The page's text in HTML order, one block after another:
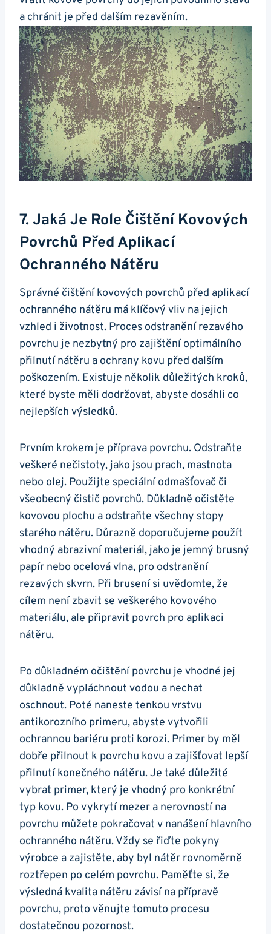
a chránit je před dalším rezavěním.
7. Jaká Je Role Čištění Kovových
Povrchů Před Aplikací
Ochranného Nátěru
Správné čištění kovových povrchů před aplikací
ochranného nátěru má klíčový vliv na jejich
vzhled i životnost. Proces odstranění rezavého
povrchu je nezbytný pro zajištění optimálního
přilnutí nátěru a ochrany kovu před dalším
poškozením. Existuje několik důležitých kroků,
které byste měli dodržovat, abyste dosáhli co
nejlepších výsledků.
Prvním krokem je příprava povrchu. Odstraňte
veškeré nečistoty, jako jsou prach, mastnota
nebo olej. Použijte speciální odmašťovač či
všeobecný čistič povrchů. Důkladně očistěte
kovovou plochu a odstraňte všechny stopy
starého nátěru. Důrazně doporučujeme použít
vhodný abrazivní materiál, jako je jemný brusný
papír nebo ocelová vlna, pro odstranění
rezavých skvrn. Při brusení si uvědomte, že
cílem není zbavit se veškerého kovového
materiálu, ale připravit povrch pro aplikaci
nátěru.
Po důkladném očištění povrchu je vhodné jej
důkladně vypláchnout vodou a nechat
oschnout. Poté naneste tenkou vrstvu
antikorozního primeru, abyste vytvořili
ochrannou bariéru proti korozi. Primer by měl
dobře přilnout k povrchu kovu a zajišťovat lepší
přilnutí konečného nátěru. Je také důležité
vybrat primer, který je vhodný pro konkrétní
typ kovu. Po vykrytí mezer a nerovností na
povrchu můžete pokračovat v nanášení hlavního
ochranného nátěru. Vždy se řiďte pokyny
výrobce a zajistěte, aby byl nátěr rovnoměrně
roztřepen po celém povrchu. Paměťte si, že
výsledná kvalita nátěru závisí na přípravě
povrchu, proto věnujte tomuto procesu
dostatečnou pozornost.